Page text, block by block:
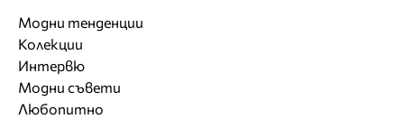
Модни тенденции
Колекции
Интервю
Модни съвети
Любопитно